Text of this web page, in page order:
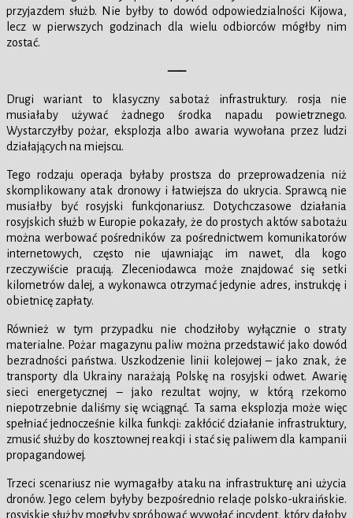
przyjazdem służb. Nie byłby to dowód odpowiedzialności Kijowa,
lecz w pierwszych godzinach dla wielu odbiorców mógłby nim
zostać.
—–
Drugi wariant to klasyczny sabotaż infrastruktury. rosja nie
musiałaby używać żadnego środka napadu powietrznego.
Wystarczyłby pożar, eksplozja albo awaria wywołana przez ludzi
działających na miejscu.
Tego rodzaju operacja byłaby prostsza do przeprowadzenia niż
skomplikowany atak dronowy i łatwiejsza do ukrycia. Sprawcą nie
musiałby być rosyjski funkcjonariusz. Dotychczasowe działania
rosyjskich służb w Europie pokazały, że do prostych aktów sabotażu
można werbować pośredników za pośrednictwem komunikatorów
internetowych, często nie ujawniając im nawet, dla kogo
rzeczywiście pracują. Zleceniodawca może znajdować się setki
kilometrów dalej, a wykonawca otrzymać jedynie adres, instrukcję i
obietnicę zapłaty.
Również w tym przypadku nie chodziłoby wyłącznie o straty
materialne. Pożar magazynu paliw można przedstawić jako dowód
bezradności państwa. Uszkodzenie linii kolejowej – jako znak, że
transporty dla Ukrainy narażają Polskę na rosyjski odwet. Awarię
sieci energetycznej – jako rezultat wojny, w którą rzekomo
niepotrzebnie daliśmy się wciągnąć. Ta sama eksplozja może więc
spełniać jednocześnie kilka funkcji: zakłócić działanie infrastruktury,
zmusić służby do kosztownej reakcji i stać się paliwem dla kampanii
propagandowej.
Trzeci scenariusz nie wymagałby ataku na infrastrukturę ani użycia
dronów. Jego celem byłyby bezpośrednio relacje polsko-ukraińskie.
rosyjskie służby mogłyby spróbować wywołać incydent, który dałoby